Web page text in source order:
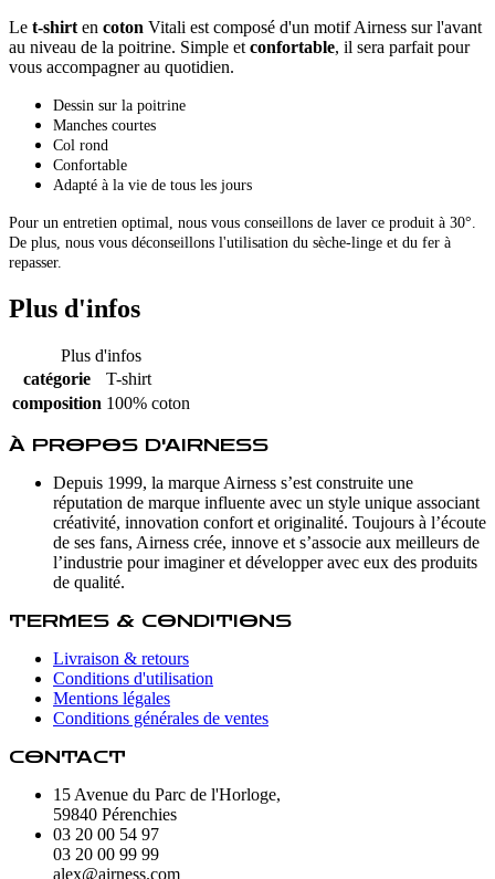
Le t-shirt en coton Vitali est composé d'un motif Airness sur l'avant
au niveau de la poitrine. Simple et confortable, il sera parfait pour
vous accompagner au quotidien.
Dessin sur la poitrine
Manches courtes
Col rond
Confortable
Adapté à la vie de tous les jours
Pour un entretien optimal, nous vous conseillons de laver ce produit à 30°.
De plus, nous vous déconseillons l'utilisation du sèche-linge et du fer à
repasser.
Plus d'infos
Plus d'infos
catégorie
T-shirt
composition 100% coton
À PROPOS D'AIRNESS
Depuis 1999, la marque Airness s’est construite une
réputation de marque influente avec un style unique associant
créativité, innovation confort et originalité. Toujours à l’écoute
de ses fans, Airness crée, innove et s’associe aux meilleurs de
l’industrie pour imaginer et développer avec eux des produits
de qualité.
TERMES & CONDITIONS
Livraison & retours
Conditions d'utilisation
Mentions légales
Conditions générales de ventes
CONTACT
15 Avenue du Parc de l'Horloge,
59840 Pérenchies
03 20 00 54 97
03 20 00 99 99
alex@airness.com